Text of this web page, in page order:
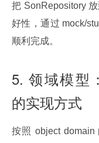
把 SonRepository
好性，通过 mock/
顺利完成。
5. 领域模型
的实现方式
按照 object